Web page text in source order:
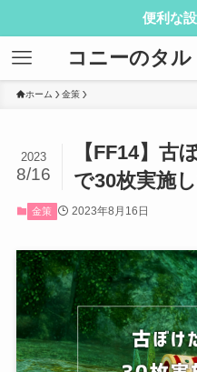
便利な
コニーのタ
ホーム 金策
【FF14】古
で30枚実施
2023
8/16
金策 2023年8月16日